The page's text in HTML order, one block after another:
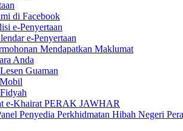
di Facebook
e-Penyertaan
e-Penyertaan
Mendapatkan Maklumat
Anda
Guaman
e-Khairat PERAK JAWHAR
Penyedia Perkhidmatan Hibah Negeri